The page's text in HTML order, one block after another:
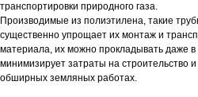
транспортировки природного газа.
Производимые из полиэтилена, такие
существенно упрощает их монтаж и
материала, их можно прокладывать даже в
минимизирует затраты на строительство
обширных земляных работах.